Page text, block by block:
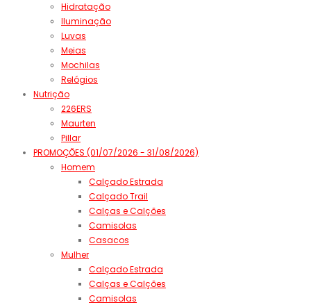
Hidratação
Iluminação
Luvas
Meias
Mochilas
Relógios
Nutrição
226ERS
Maurten
Pillar
PROMOÇÕES (01/07/2026 - 31/08/2026)
Homem
Calçado Estrada
Calçado Trail
Calças e Calções
Camisolas
Casacos
Mulher
Calçado Estrada
Calças e Calções
Camisolas